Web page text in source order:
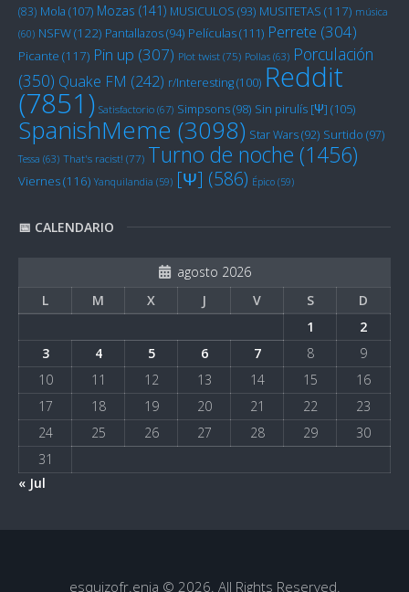
(83) Mola (107) Mozas (141) MUSICULOS (93) MUSITETAS (117) música
(60) NSFW(122) Pantallazos(94) Películas(111) Perrete (304)
Picante (117) Pin up (307) Plot twist (75) Pollas (63) Porculación
(350) Quake FM (242) r/Interesting(100) Reddit
(7851) Satisfactorio (67) Simpsons(98) Sin pirulís [Ψ] (105)
SpanishMeme (3098) Star Wars(92) Surtido (97)
Tessa (63) That's racist! (77) Turno de noche (1456)
Viernes(116) Yanquilandia (59) [Ψ] (586) Épico (59)
📅 CALENDARIO
agosto 2026
L
M X J V S
D
1
2
3
4 5 6 7 8
9
10
11 12 13 14 15
16
17
18 19 20 21 22
23
24
25 26 27 28 29
30
31
« Jul
esquizofr.enia © 2026. All Rights Reserved.